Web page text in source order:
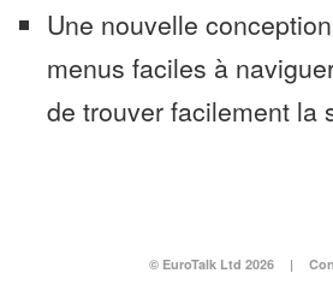
Une nouvelle
menus faciles à
de trouver facilement la
© EuroTalk Ltd 2026 |